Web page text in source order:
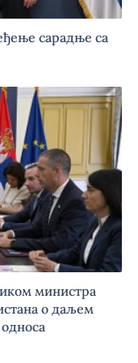
сарадње са
министра
о даљем